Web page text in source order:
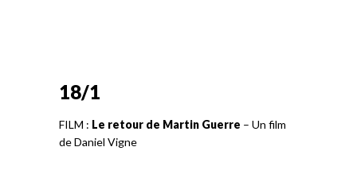
18/1
FILM : Le retour de Martin Guerre – Un film
de Daniel Vigne